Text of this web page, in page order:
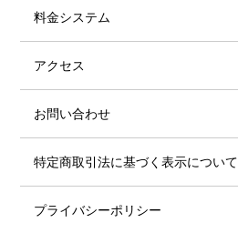
料金システム
アクセス
お問い合わせ
特定商取引法に基づく表示について
プライバシーポリシー